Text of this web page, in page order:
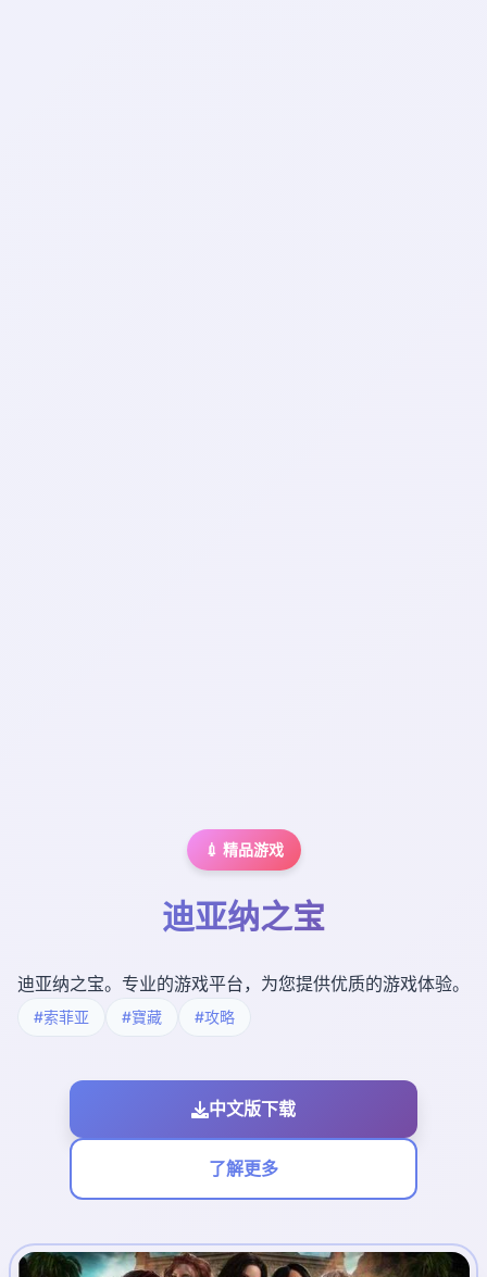
💉 精品游戏
迪亚纳之宝
迪亚纳之宝。专业的游戏平台，为您提供优质的游戏体验。
#索菲亚 #寶藏 #攻略
中文版下载
了解更多